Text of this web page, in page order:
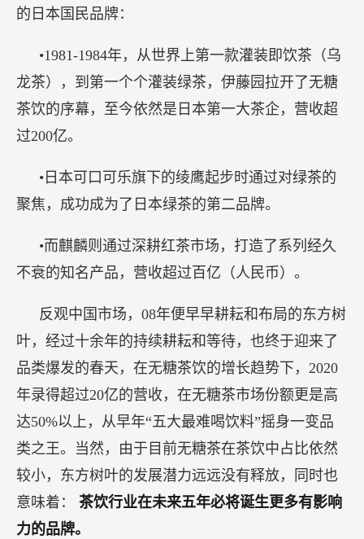
的日本国民品牌：
•1981-1984年，从世界上第一款灌装即饮茶（乌
龙茶），到第一个个灌装绿茶，伊藤园拉开了无糖
茶饮的序幕，至今依然是日本第一大茶企，营收超
过200亿。
•日本可口可乐旗下的绫鹰起步时通过对绿茶的
聚焦，成功成为了日本绿茶的第二品牌。
•而麒麟则通过深耕红茶市场，打造了系列经久
不衰的知名产品，营收超过百亿（人民币）。
反观中国市场，08年便早早耕耘和布局的东方树
叶，经过十余年的持续耕耘和等待，也终于迎来了
品类爆发的春天，在无糖茶饮的增长趋势下，2020
年录得超过20亿的营收，在无糖茶市场份额更是高
达50%以上，从早年“五大最难喝饮料”摇身一变品
类之王。当然，由于目前无糖茶在茶饮中占比依然
较小，东方树叶的发展潜力远远没有释放，同时也
意味着： 茶饮行业在未来五年必将诞生更多有影响
力的品牌。